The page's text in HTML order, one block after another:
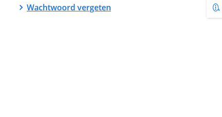
Wachtwoord vergeten